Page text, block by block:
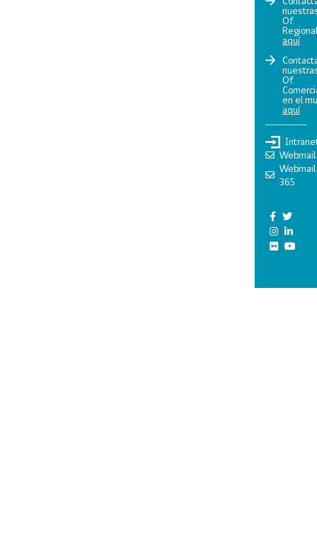
Of.
aquí
Of.
en el
aquí
Webmail
Webmail
365